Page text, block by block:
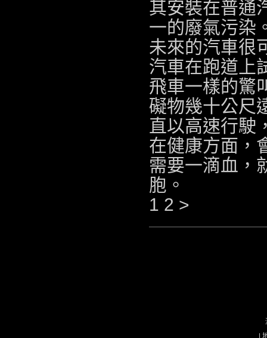
其安裝在普通
一的廢氣污染
未來的汽車很
汽車在跑道上
飛車一樣的驚
礙物幾十公尺
直以高速行駛
在健康方面，
需要一滴血，
胞。
1 2 >
|